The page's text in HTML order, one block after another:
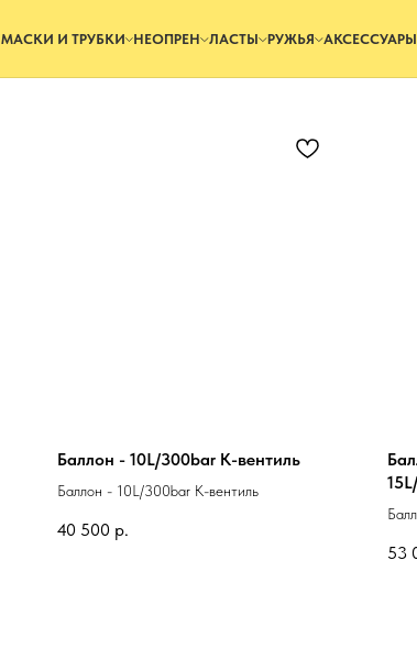
МАСКИ И ТРУБКИ НЕОПРЕН ЛАСТЫ РУЖЬЯ АКСЕССУАРЫ
Баллон - 10L/300bar K-вентиль
Баллон - 10L/300bar K-вентиль
40 500 р.
53